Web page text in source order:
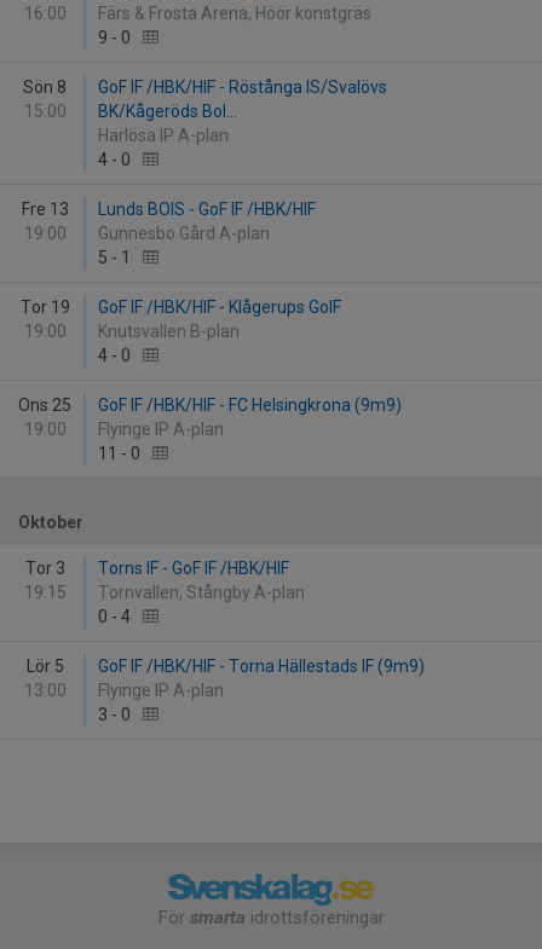
16:00
Färs & Frosta Arena, Höör konstgräs
9 - 0
Sön 8
15:00
GoF IF /HBK/HIF - Röstånga IS/Svalövs
BK/Kågeröds BoI...
Harlösa IP A-plan
4 - 0
Fre 13
19:00
Lunds BOIS - GoF IF /HBK/HIF
Gunnesbo Gård A-plan
5 - 1
Tor 19
19:00
GoF IF /HBK/HIF - Klågerups GoIF
Knutsvallen B-plan
4 - 0
Ons 25
19:00
GoF IF /HBK/HIF - FC Helsingkrona (9m9)
Flyinge IP A-plan
11 - 0
Oktober
Tor 3
19:15
Torns IF - GoF IF /HBK/HIF
Tornvallen, Stångby A-plan
0 - 4
Lör 5
13:00
GoF IF /HBK/HIF - Torna Hällestads IF (9m9)
Flyinge IP A-plan
3 - 0
För smarta idrottsföreningar